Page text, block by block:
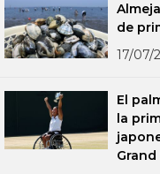
de
17/07/
El
la